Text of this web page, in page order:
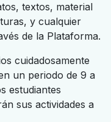
textos, material
y cualquier
de la Plataforma.
cuidadosamente
un periodo de 9 a
estudiantes
sus actividades a